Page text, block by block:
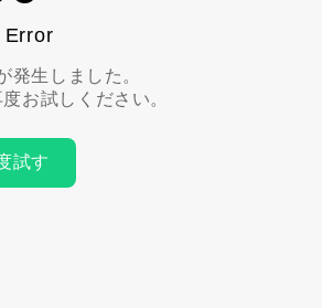
Error
発生しました。
お試しください。
試す